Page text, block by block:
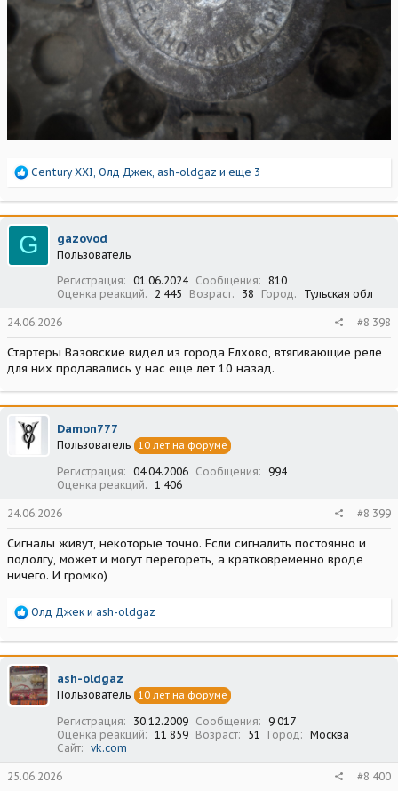
Р
а
к
ц
и
и
Century XXI Олд Джек ash-oldgaz и еще 3
G gazovod
Пользователь
Регистрация
01.06.2024 Сообщения
810
Оценка реакций
2 445 Возраст 38 Город Тульская обл
24.06.2026 #8 398
Стартеры Вазовские видел из города Елхово, втягивающие реле
для них продавались у нас еще лет 10 назад.
Damon777
Пользователь 10 лет на форуме
Регистрация 04.04.2006 Сообщения
994
Оценка реакций
1 406
24.06.2026 #8 399
Сигналы живут, некоторые точно. Если сигналить постоянно и
подолгу, может и могут перегореть, а кратковременно вроде
ничего. И громко)
Р
а
к
ц
и
и
Олд Джек и ash-oldgaz
ash-oldgaz
Пользователь 10 лет на форуме
Регистрация 30.12.2009 Сообщения
9 017
Оценка реакций
11 859 Возраст 51 Город
Москва
Сайт
vk.com
25.06.2026 #8 400